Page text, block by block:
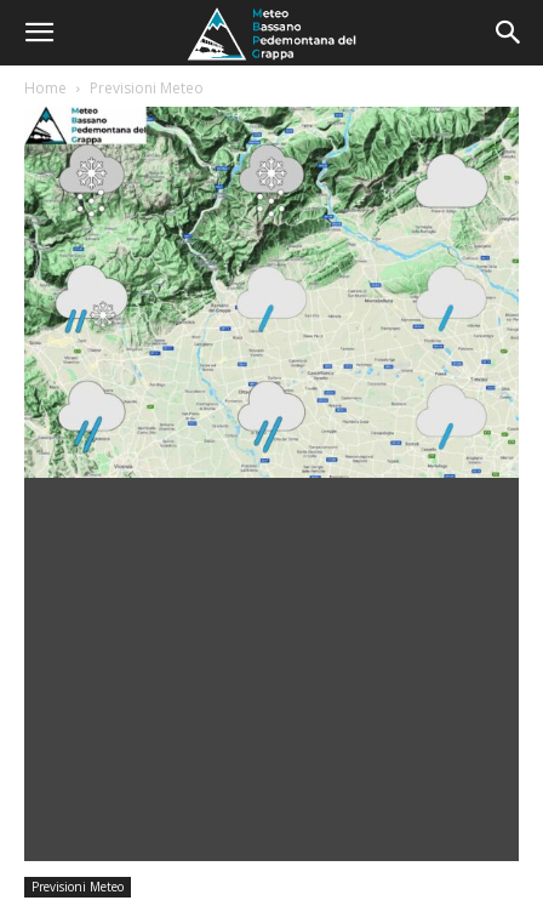
Home Previsioni Meteo
Previsioni Meteo